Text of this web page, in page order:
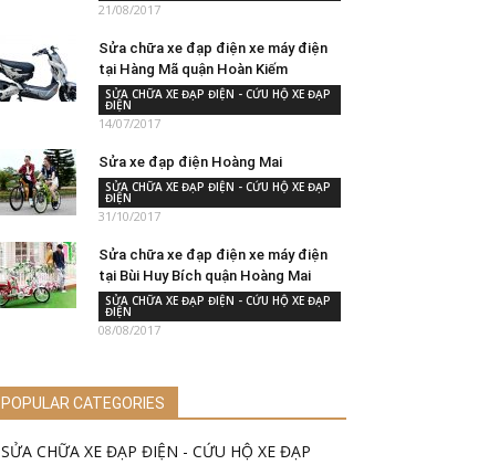
21/08/2017
Sửa chữa xe đạp điện xe máy điện
tại Hàng Mã quận Hoàn Kiếm
SỬA CHỮA XE ĐẠP ĐIỆN - CỨU HỘ XE ĐẠP
ĐIỆN
14/07/2017
Sửa xe đạp điện Hoàng Mai
SỬA CHỮA XE ĐẠP ĐIỆN - CỨU HỘ XE ĐẠP
ĐIỆN
31/10/2017
Sửa chữa xe đạp điện xe máy điện
tại Bùi Huy Bích quận Hoàng Mai
SỬA CHỮA XE ĐẠP ĐIỆN - CỨU HỘ XE ĐẠP
ĐIỆN
08/08/2017
POPULAR CATEGORIES
SỬA CHỮA XE ĐẠP ĐIỆN - CỨU HỘ XE ĐẠP